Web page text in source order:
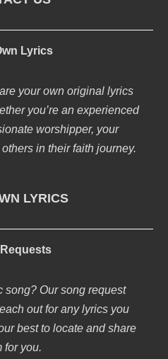
Lyrics
your own original lyrics
you’re an experienced
worshipper, your
in their faith journey.
LYRICS
song? Our song request
out for any lyrics you
best to locate and share
for you.